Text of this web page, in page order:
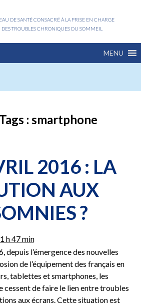
DE SANTÉ CONSACRÉ À LA PRISE EN CHARGE
DES TROUBLES CHRONIQUES DU SOMMEIL
MENU
: smartphone
2016 : LA
AUX
?
h 47 min
depuis l’émergence des nouvelles
de l’équipement des français en
tablettes et smartphones, les
cessent de faire le lien entre troubles
aux écrans. Cette situation est